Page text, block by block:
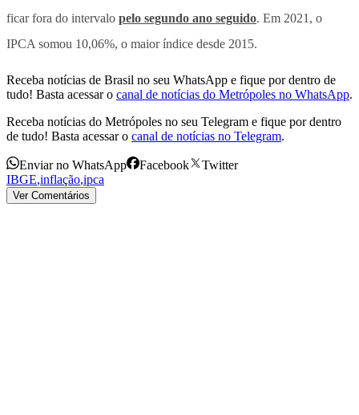
ficar fora do intervalo pelo segundo ano seguido. Em 2021, o
IPCA somou 10,06%, o maior índice desde 2015.
Receba notícias de Brasil no seu WhatsApp e fique por dentro de
tudo! Basta acessar o canal de notícias do Metrópoles no WhatsApp.
Receba notícias do Metrópoles no seu Telegram e fique por dentro
de tudo! Basta acessar o canal de notícias no Telegram.
Enviar no WhatsApp Facebook
Twitter
IBGE,inflação,ipca
Ver Comentários